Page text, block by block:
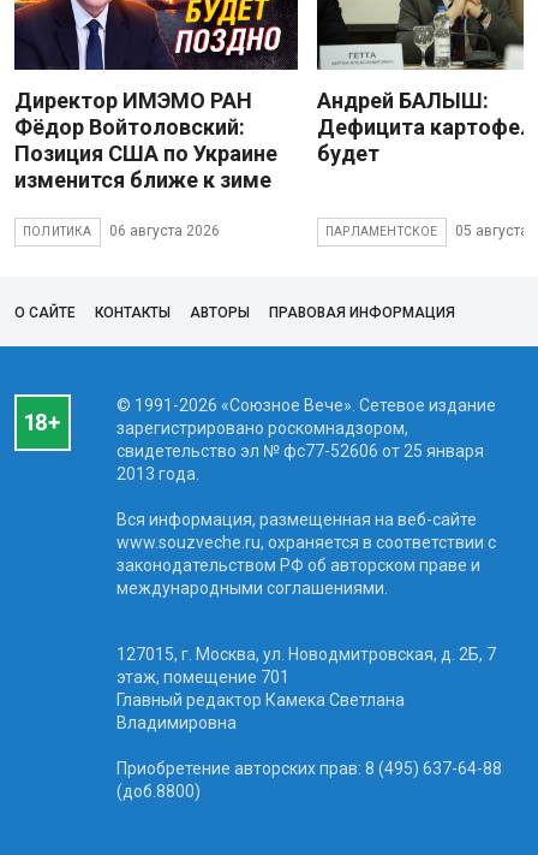
Директор ИМЭМО РАН
Фёдор Войтоловский:
Позиция США по Украине
изменится ближе к зиме
ПОЛИТИКА 06 августа 2026
Андрей БАЛЫШ:
Дефицита
будет
ПАРЛАМЕНТСКОЕ 05 августа
О САЙТЕ КОНТАКТЫ АВТОРЫ ПРАВОВАЯ ИНФОРМАЦИЯ
© 1991-2026 «Союзное Вече». Сетевое издание
зарегистрировано роскомнадзором,
свидетельство эл № фc77-52606 от 25 января
2013 года.
Вся информация, размещенная на веб-сайте
www.souzveche.ru, охраняется в соответствии с
законодательством РФ об авторском праве и
международными соглашениями.
127015, г. Москва, ул. Новодмитровская, д. 2Б, 7
этаж, помещение 701
Главный редактор Камека Светлана
Владимировна
Приобретение авторских прав: 8 (495) 637-64-88
(доб.8800)